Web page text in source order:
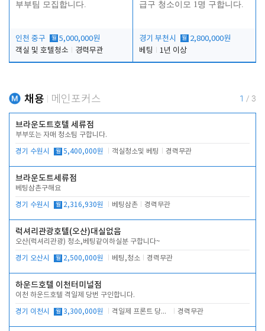
부부팀 모집합니다.
인천 중구 월 5,000,000원
객실 및 호텔청소
경력무관
급구 청소이모 1명 구합니다.
경기 부천시 월 2,800,000원
베팅
1년 이상
채용 메인포커스 1 / 3
브라운도트호텔 세류점
부부또는 자매 청소팀 구합니다.
경기 수원시 월 5,400,000원 객실청소및 베팅 경력무관
브라운도트세류점
베팅삼촌구해요
경기 수원시 월 2,316,930원 베팅삼촌 경력무관
럭셔리관광호텔(오산)대실없음
오산(럭셔리관광) 청소,베팅같이하실분 구합니다~
경기 오산시 월 2,500,000원 베팅,청소 경력무관
하운드호텔 이천터미널점
이천 하운드호텔 격일제 당번 구인합니다.
경기 이천시 월 3,300,000원 격일제 프론트 당번 업무로 주차 및 객실 점검 경력무관